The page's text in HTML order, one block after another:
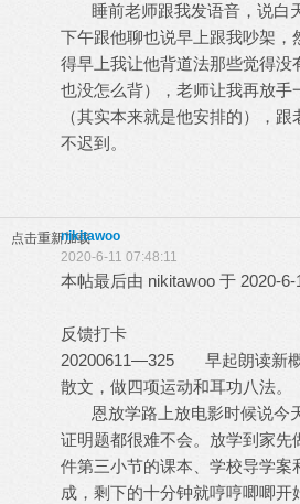
睡前老师跟我发语音，说白
下午跟他聊也说早上跟我吵架，
得早上我让他背道法那些觉得没
也没怎么背），老师让我再放手
（其实本来就是他安排的），
不迟到。
点击重新加载nikitawoo
2020-6-11 07:48:11
本帖最后由 nikitawoo 于 2020-6-
反馈打卡
20200611—325 早起朗读新概
散文，做四项运动和耳功八法。
恩放学路上放电影时候说今
证明题都很难不会。放学到家先
件第三小节的课本、学校导学案
成，剩下的十分钟就哼哼唧唧开